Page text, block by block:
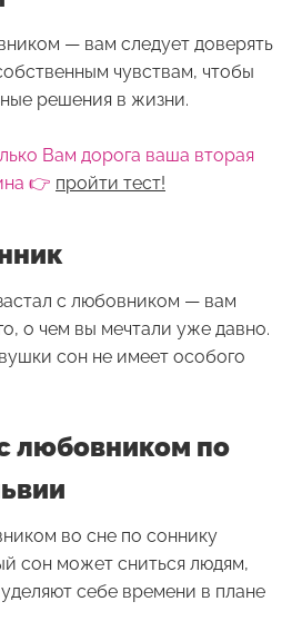
— вам следует доверять
чувствам, чтобы
решения в жизни.
Вам дорога ваша вторая
👉 пройти тест!
с любовником — вам
о чем вы мечтали уже давно.
сон не имеет особого
любовником по
во сне по соннику
сон может сниться людям,
себе времени в плане